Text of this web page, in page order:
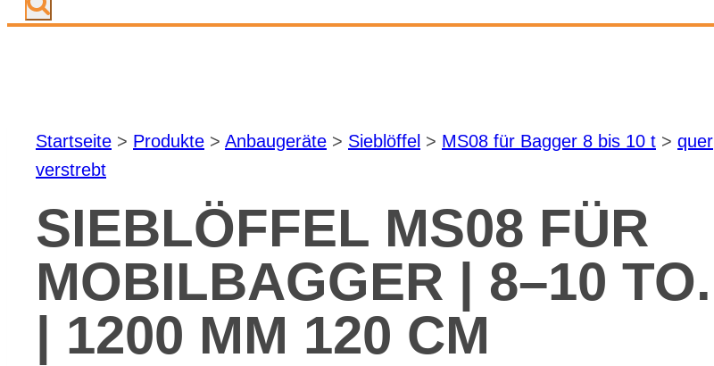
Start­sei­te > Pro­duk­te > An­bau­ge­rä­te > Sieb­löf­fel > MS08 für Bag­ger 8 bis 10 t > quer
ver­strebt
SIEB­LÖF­FEL MS08 FÜR
MO­BIL­BAG­GER | 8–10 TO.
| 1200 MM 120 CM